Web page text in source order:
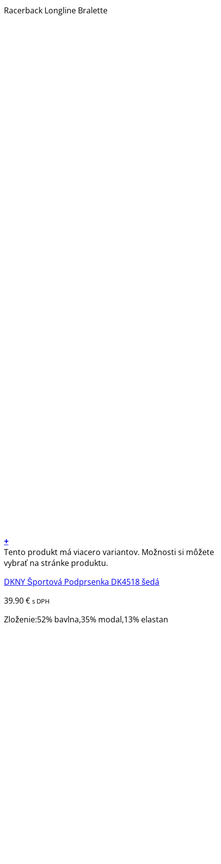
Racerback Longline Bralette
+
Tento produkt má viacero variantov. Možnosti si môžete
vybrať na stránke produktu.
DKNY Športová Podprsenka DK4518 šedá
39.90€ s DPH
Zloženie:52% bavlna,35% modal,13% elastan